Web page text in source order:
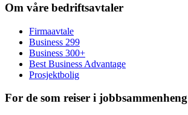
Om våre bedriftsavtaler
Firmaavtale
Business 299
Business 300+
Best Business Advantage
Prosjektbolig
For de som reiser i jobbsammenheng